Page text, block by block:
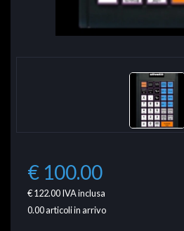
€ 100.00
€ 122.00IVA inclusa
0.00articoli in arrivo